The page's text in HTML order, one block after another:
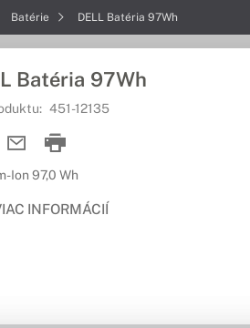
Batérie DELL Batéria 97Wh
Batéria 97Wh
451-12135
Ion 97,0 Wh
INFORMÁCIÍ